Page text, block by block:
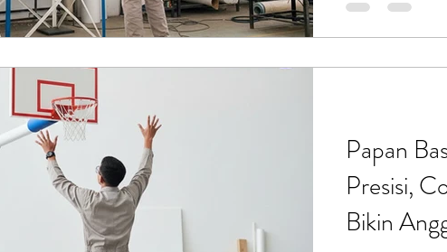
awet, aman,
pasaran
Papan
Presisi,
Bikin